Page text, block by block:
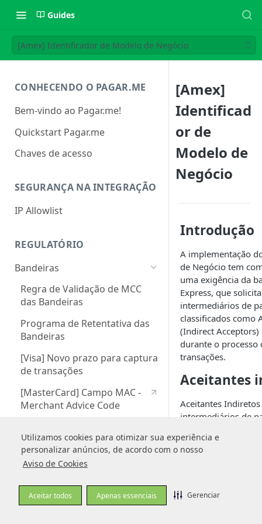
Utilizamos cookies para otimizar sua experiência e
personalizar anúncios, de acordo com o nosso
Aviso de Cookies
Aceitar todos Apenas essenciais Gerenciar
Utilizamos cookies para otimizar sua experiência e
personalizar anúncios, de acordo com o nosso
Aviso de Cookies
Aceitar todos Apenas essenciais Gerenciar
Guides
[Amex] Identificador de Modelo de Negócio
CONHECENDO O PAGAR.ME
Bem-vindo ao Pagar.me!
Quickstart Pagar.me
Chaves de acesso
SEGURANÇA NA INTEGRAÇÃO
IP Allowlist
REGULATÓRIO
Bandeiras
Regra de Validação de MCC
das Bandeiras
Programa de Retentativa das
Bandeiras
[Visa] Novo prazo para captura
de transações
[MasterCard] Campo MAC -
Merchant Advice Code
CIT
[Visa e Elo] Identificador de
externas
[Amex] Identificador de
[Amex]
Identificad
or de
Modelo de
Negócio
Introdução
A implementação
de Negócio tem
uma exigência da
Express, que
intermediários de
classificados como
(Indirect
durante o processo
transações.
Aceitantes
Aceitantes
intermediários de
realização de
finais. Os modelos
Provedores